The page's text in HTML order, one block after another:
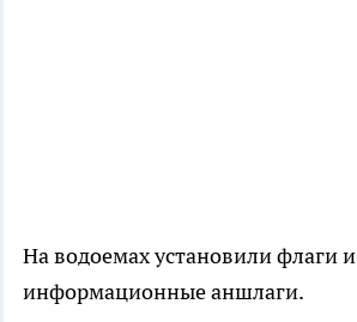
На водоемах установили флаги и
информационные аншлаги.